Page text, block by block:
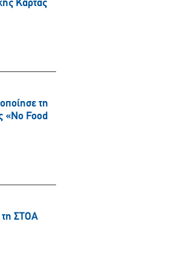
Κάρτας
τη
«No Food
τη ΣΤΟΑ